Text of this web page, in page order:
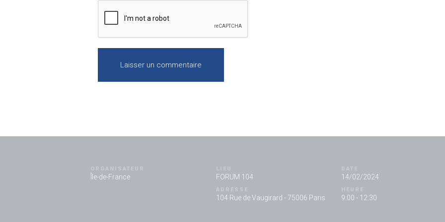
Île-de-France FORUM 104
104 Rue de Vaugirard - 75006 Paris
14/02/2024
9:00 - 12:30